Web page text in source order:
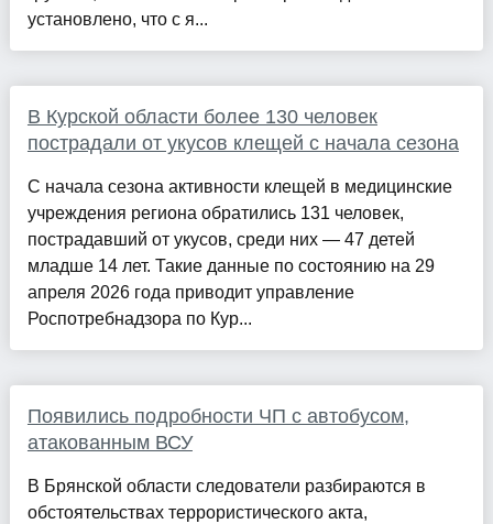
установлено, что с я...
В Курской области более 130 человек
пострадали от укусов клещей с начала сезона
С начала сезона активности клещей в медицинские
учреждения региона обратились 131 человек,
пострадавший от укусов, среди них — 47 детей
младше 14 лет. Такие данные по состоянию на 29
апреля 2026 года приводит управление
Роспотребнадзора по Кур...
Появились подробности ЧП с автобусом,
атакованным ВСУ
В Брянской области следователи разбираются в
обстоятельствах террористического акта,